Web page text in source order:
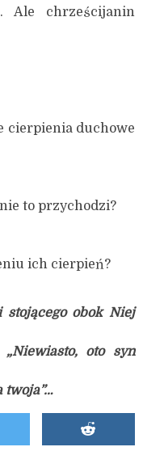
chrześcijanin
cierpienia duchowe
to przychodzi?
ich cierpień?
stojącego obok Niej
oto syn
twoja”…